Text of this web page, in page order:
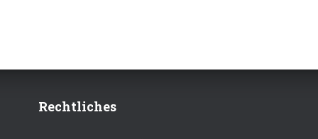
Rechtliches